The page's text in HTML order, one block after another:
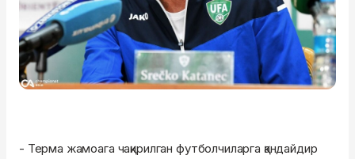
- Терма жамоага чақирилган футболчиларга қандайдир